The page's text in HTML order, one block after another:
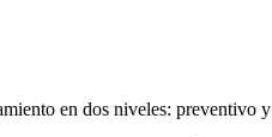
en dos niveles: preventivo